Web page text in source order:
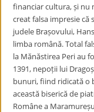
financiar cultura, și nu
creat falsa impresie că
judele Brașovului,
limba română. Total
la Mănăstirea Peri au
1391, nepoții lui
bunuri, fiind ridicată o
această biserică de
Române a